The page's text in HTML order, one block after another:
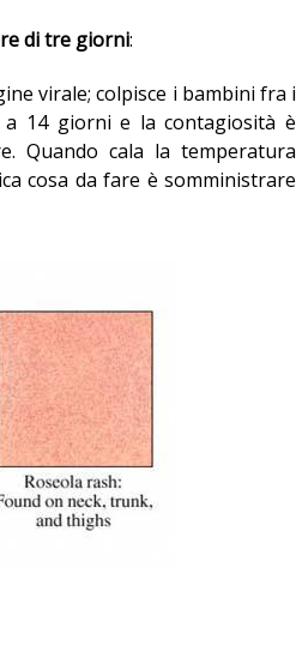
di tre giorni:
virale; colpisce i bambini fra i
a 14 giorni e la contagiosità è
Quando cala la temperatura
cosa da fare è somministrare